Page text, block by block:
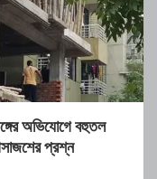
অভিযোগে বহুতল
প্রশ্ন